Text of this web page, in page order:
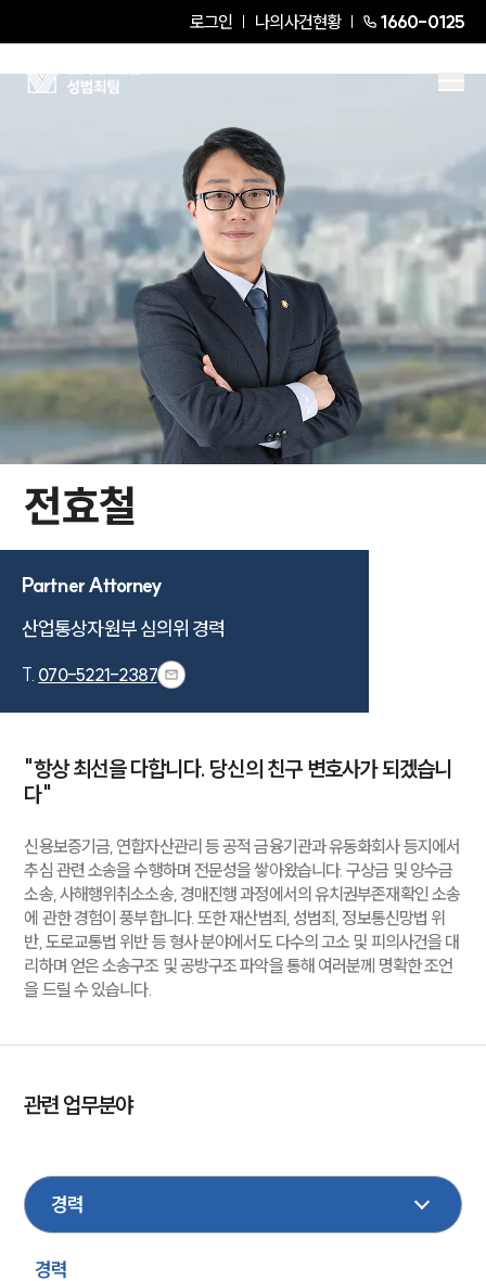
로그인 나의사건현황 1660-0125
전효철Partner Attorney
전효철
Partner Attorney
산업통상자원부 심의위 경력
T. 070-5221-2387
"항상 최선을 다합니다. 당신의 친구 변호사가 되겠습니
다"
신용보증기금, 연합자산관리 등 공적 금융기관과 유동화회사 등지에서
추심 관련 소송을 수행하며 전문성을 쌓아왔습니다. 구상금 및 양수금
소송, 사해행위취소소송, 경매진행 과정에서의 유치권부존재확인 소송
에 관한 경험이 풍부합니다. 또한 재산범죄, 성범죄, 정보통신망법 위
반, 도로교통법 위반 등 형사 분야에서도 다수의 고소 및 피의사건을 대
리하며 얻은 소송구조 및 공방구조 파악을 통해 여러분께 명확한 조언
을 드릴 수 있습니다.
관련 업무분야
학교폭력
경력